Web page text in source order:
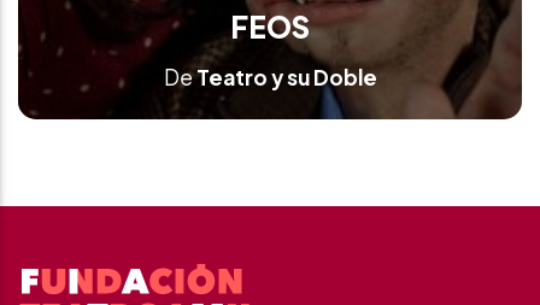
FEOS
DeTeatro y su Doble